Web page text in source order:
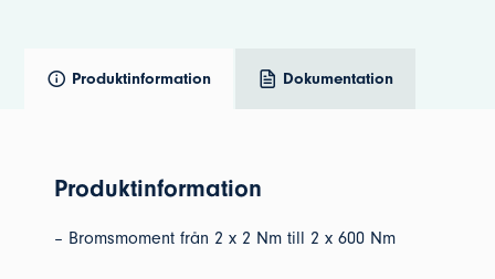
Produktinformation Dokumentation
Produktinformation
– Bromsmoment från 2 x 2 Nm till 2 x 600 Nm